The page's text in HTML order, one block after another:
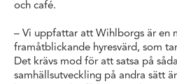
och café.
– Vi uppfattar att Wihlborgs är en
framåtblickande hyresvärd, som
Det krävs mod för att satsa på
samhällsutveckling på andra sätt